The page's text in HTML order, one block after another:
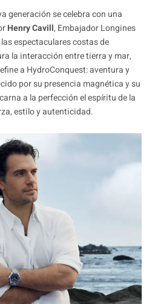
generación se celebra con una
Henry Cavill, Embajador Longines
espectaculares costas de
la interacción entre tierra y mar,
a HydroConquest: aventura y
por su presencia magnética y su
a la perfección el espíritu de la
estilo y autenticidad.